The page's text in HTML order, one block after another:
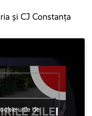
și CJ Constanța
urile de